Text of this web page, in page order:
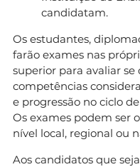
candidatam.
Os estudantes,
farão exames nas
superior para avaliar
competências
e progressão no ciclo
Os exames podem ser
nível local, regional ou
Aos candidatos que